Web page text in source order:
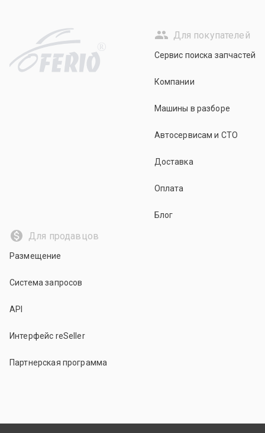
R
Для покупателей
Сервис поиска запчастей
Компании
Машины в разборе
Автосервисам и СТО
Доставка
Оплата
Блог
Для продавцов
Размещение
Система запросов
API
Интерфейс reSeller
Партнерская программа